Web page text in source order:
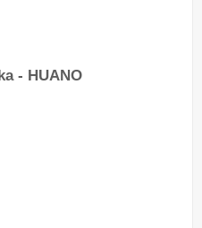
- HUANO